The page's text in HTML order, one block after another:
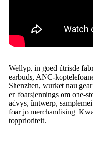
Wellyp, in goed útrisde
earbuds, ANC-
Shenzhen, wurket nau
en foarsjennings om one-
advys, ûntwerp,
foar jo merchandising.
topprioriteit.